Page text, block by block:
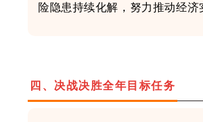
险隐患持续化解，努力推动经
四、 决战决胜全年目标任务